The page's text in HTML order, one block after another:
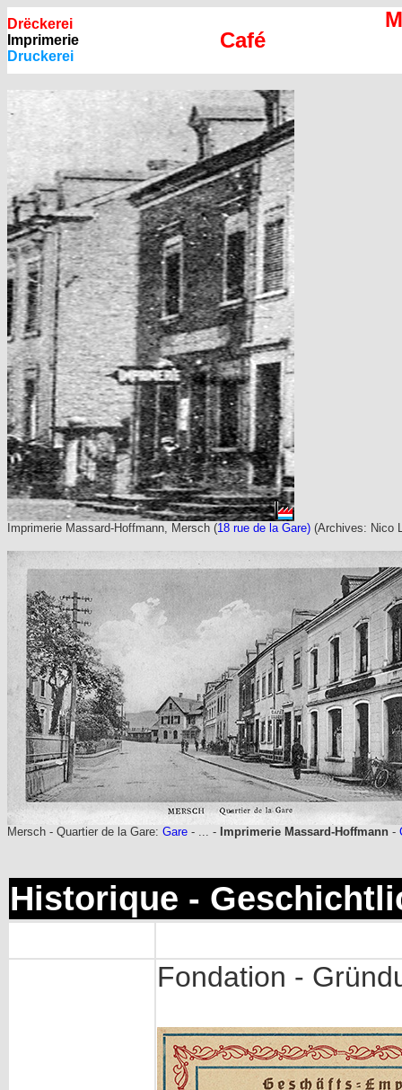
Drëckerei
Imprimerie
Druckerei
Café
Imprimerie Massard-Hoffmann, Mersch (18 rue de la Gare) (Archives: Nico
Mersch - Quartier de la Gare: Gare - ... - Imprimerie Massard-Hoffmann -
Historique -
Fondation -